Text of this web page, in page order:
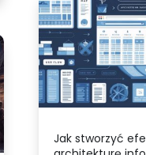
Jak stworzyć